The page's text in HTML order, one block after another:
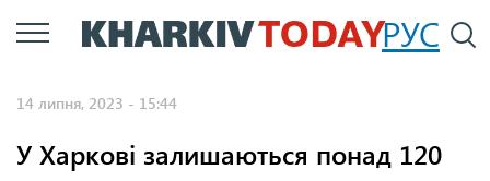
Перейти
до
РУС
14 липня, 2023 - 15:44
У Харкові залишаються понад 120